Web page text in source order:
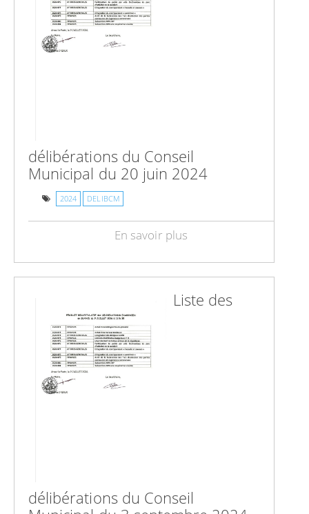
délibérations du Conseil
Municipal du 20 juin 2024
2024 DELIBCM
En savoir plus
Liste des
délibérations du Conseil